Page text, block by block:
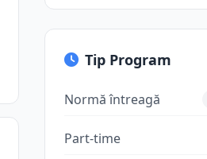
Tip Program
Normă întreagă
Part-time